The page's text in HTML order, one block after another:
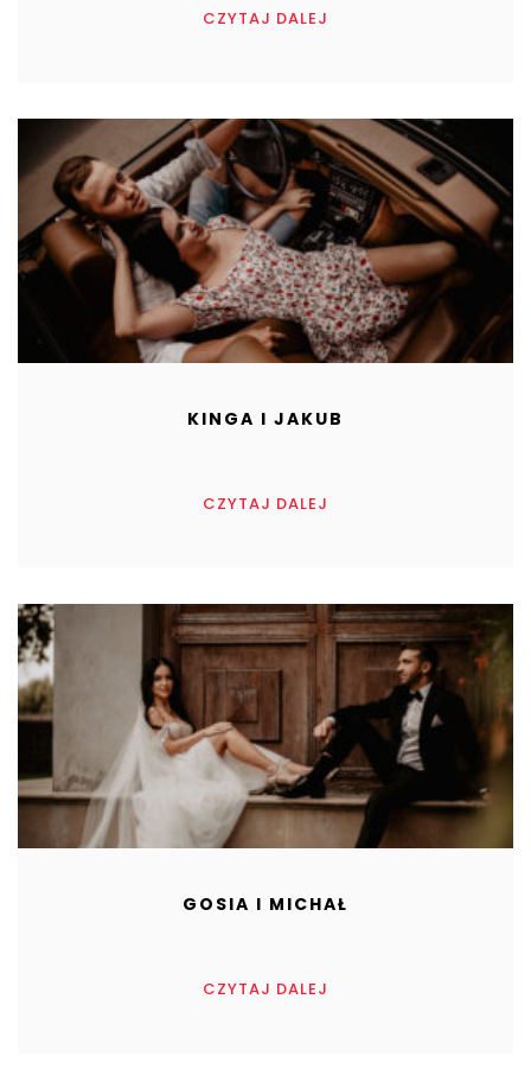
CZYTAJ DALEJ
KINGA I JAKUB
CZYTAJ DALEJ
GOSIA I MICHAŁ
CZYTAJ DALEJ